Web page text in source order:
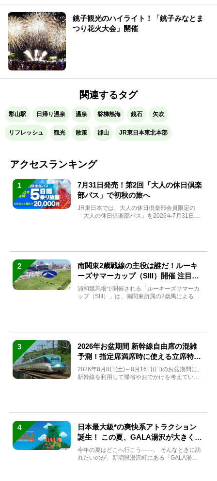
銚子観光のハイライト！「銚子みなとま
つり花火大会」開催
関連するタグ
郡山駅 日帰り温泉 温泉 磐梯熱海 鏡石 矢吹
リフレッシュ 観光 散策 郡山 JR東日本東北本部
アクセスランキング
1
7月31日発売！第2回「大人の休日倶楽
部パス」で初秋の旅へ
JR東日本では、大人の休日倶楽部会員限定の
「大人の休日倶楽部パス」を2026年7月31日
2
南関東2歳戦線の主役は誰だ！ルーキ
ーズサマーカップ（SIII）開催 注目馬
と見どころをチェック
浦和競馬場で開催される「ルーキーズサマーカ
ップ（SIII）」は、南関東所属の2歳馬による注
3
2026年お盆期間 新幹線自由席の混雑
予測！指定席満席時に使える立席特急
券も解説
2026年8月8日(土)～8月16日(日)のお盆期間に、
新幹線を利用して帰省やおでかけを考えている
4
日本最大級*の爽快系アトラクション
誕生！ この夏、GALA湯沢が大きく生
まれ変わる
今年の夏はどこへ行こう――。 そんなときに訪
れたいのが、新潟県湯沢町にある「GALA湯